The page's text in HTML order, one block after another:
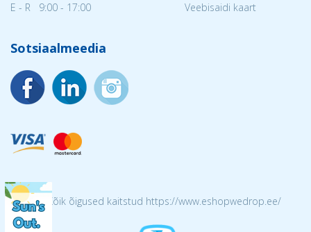
E - R 9:00 - 17:00
Veebisaidi kaart
Sotsiaalmeedia
© 2026 Kõik õigused kaitstud https://www.eshopwedrop.ee/